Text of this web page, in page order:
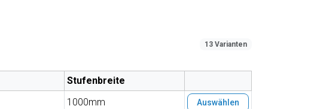
13 Varianten
Stufenbreite
1000mm Auswählen